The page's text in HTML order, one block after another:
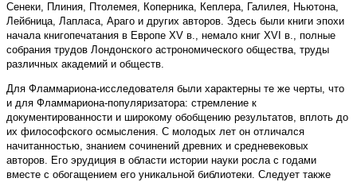
Сенеки, Плиния, Птолемея, Коперника, Кеплера, Галилея, Ньютона,
Лейбница, Лапласа, Араго и других авторов. Здесь были книги эпохи
начала книгопечатания в Европе XV в., немало книг XVI в., полные
собрания трудов Лондонского астрономического общества, труды
различных академий и обществ.
Для Фламмариона-исследователя были характерны те же черты, что
и для Фламмариона-популяризатора: стремление к
документированности и широкому обобщению результатов, вплоть до
их философского осмысления. С молодых лет он отличался
начитанностью, знанием сочинений древних и средневековых
авторов. Его эрудиция в области истории науки росла с годами
вместе с обогащением его уникальной библиотеки. Следует также